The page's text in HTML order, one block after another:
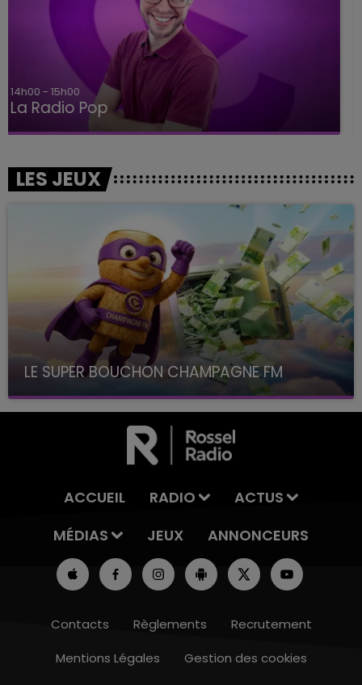
15h00 - 19h00
Le Club Champagne FM
LES JEUX
LE SUPER BOUCHON CHAMPAGNE FM
avec La Famille Champagne FM, à 8H10
ACCUEIL RADIO
ACTUS
MÉDIAS
JEUX ANNONCEURS
Contacts Règlements
Recrutement
Mentions Légales
Gestion des cookies